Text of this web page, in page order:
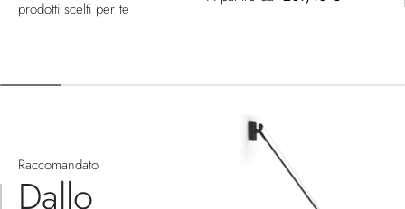
prodotti scelti per te
Raccomandato
Dallo